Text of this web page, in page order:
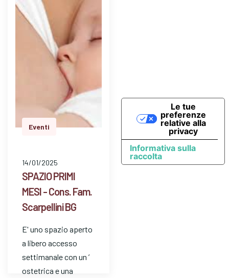
dom…
Eventi
14/01/2025
SPAZIO PRIMI
MESI - Cons. Fam.
Scarpellini BG
E' uno spazio aperto
a libero accesso
settimanale con un ’
ostetrica e una
Informativa sulla
raccolta
Le tue
preferenze
relative alla
privacy